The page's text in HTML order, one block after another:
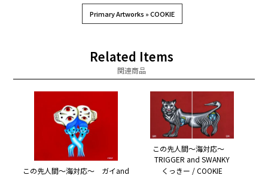
Primary Artworks » COOKIE
Related Items
関連商品
この先人間～海対応～ ガイand
この先人間～海対応～
TRIGGER and SWANKY
くっきー / COOKIE